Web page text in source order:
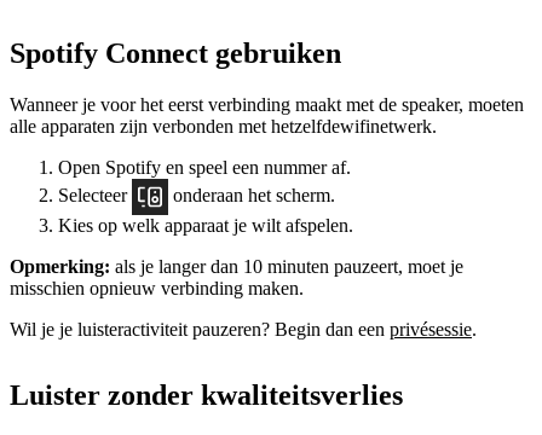
Spotify Connect gebruiken
Wanneer je voor het eerst verbinding maakt met de speaker, moeten
alle apparaten zijn verbonden met hetzelfdewifinetwerk.
Open Spotify en speel een nummer af.
Selecteer
onderaan het scherm.
Kies op welk apparaat je wilt afspelen.
Opmerking: als je langer dan 10 minuten pauzeert, moet je
misschien opnieuw verbinding maken.
Wil je je luisteractiviteit pauzeren? Begin dan een privésessie.
Luister zonder kwaliteitsverlies